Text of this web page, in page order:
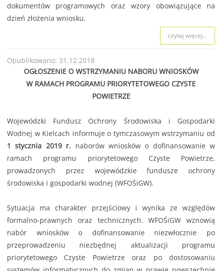
dokumentów programowych oraz wzory obowiązujące na
dzień złożenia wniosku.
czytaj więcej...
Opublikowano: 31.12.2018
OGŁOSZENIE O WSTRZYMANIU NABORU WNIOSKÓW
W RAMACH PROGRAMU PRIORYTETOWEGO CZYSTE
POWIETRZE
Wojewódzki Fundusz Ochrony Środowiska i Gospodarki
Wodnej w Kielcach informuje o tymczasowym wstrzymaniu od
1 stycznia 2019 r. naborów wniosków o dofinansowanie w
ramach programu priorytetowego Czyste Powietrze,
prowadzonych przez wojewódzkie fundusze ochrony
środowiska i gospodarki wodnej (WFOŚiGW).
Sytuacja ma charakter przejściowy i wynika ze względów
formalno-prawnych oraz technicznych. WFOŚiGW wznowią
nabór wniosków o dofinansowanie niezwłocznie po
przeprowadzeniu niezbędnej aktualizacji programu
priorytetowego Czyste Powietrze oraz po dostosowaniu